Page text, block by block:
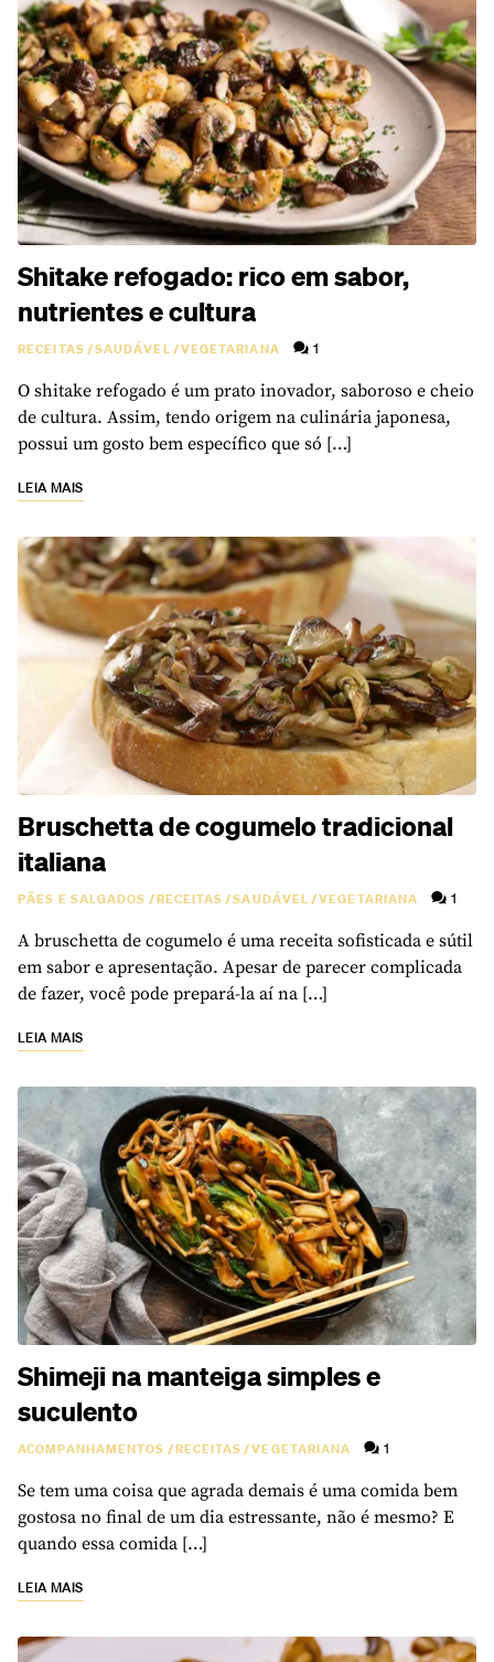
Shitake refogado: rico em sabor,
nutrientes e cultura
RECEITAS/SAUDÁVEL/VEGETARIANA 1
O shitake refogado é um prato inovador, saboroso e cheio
de cultura. Assim, tendo origem na culinária japonesa,
possui um gosto bem específico que só […]
LEIA MAIS
Bruschetta de cogumelo tradicional
italiana
PÃES E SALGADOS /RECEITAS/SAUDÁVEL/VEGETARIANA 1
A bruschetta de cogumelo é uma receita sofisticada e sútil
em sabor e apresentação. Apesar de parecer complicada
de fazer, você pode prepará-la aí na […]
LEIA MAIS
Shimeji na manteiga simples e
suculento
ACOMPANHAMENTOS /RECEITAS/VEGETARIANA 1
Se tem uma coisa que agrada demais é uma comida bem
gostosa no final de um dia estressante, não é mesmo? E
quando essa comida […]
LEIA MAIS